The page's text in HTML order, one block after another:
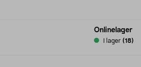
Onlinelager
I lager (18)